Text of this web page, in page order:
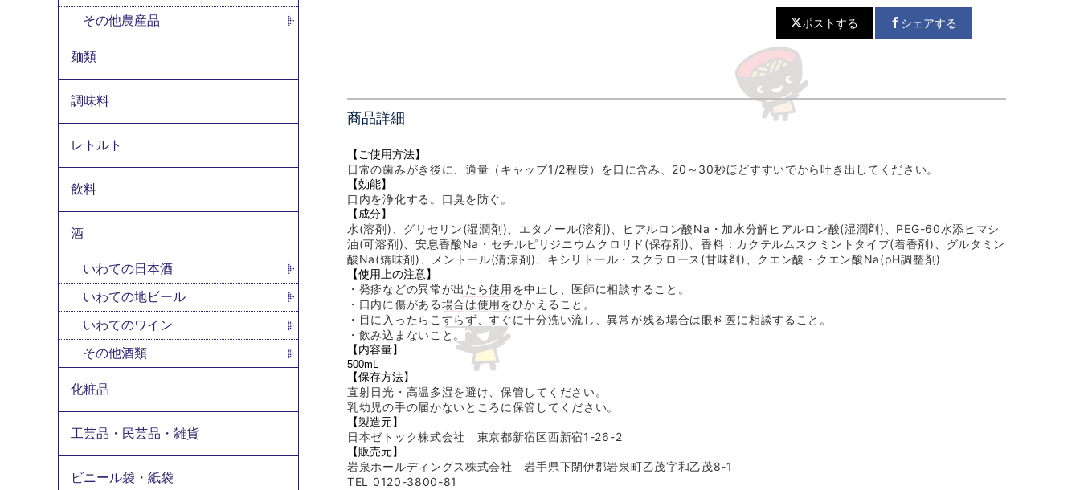
ポストする シェアする
商品詳細
【ご使用方法】
日常の歯みがき後に、適量（キャップ1/2程度）を口に含み、20～30秒ほどすすいでから吐き出してください。
【効能】
口内を浄化する。口臭を防ぐ。
【成分】
水(溶剤)、 グリセリン(湿潤剤)、 エタノール(溶剤)、ヒアルロン酸Na・加水分解ヒアルロン酸(湿潤剤)、 PEG-60水添ヒマシ
油(可溶剤)、安息香酸Na・セチルピリジニウムクロリド (保存剤)、香料：カクテルムスクミントタイプ(着香剤)、グルタミン
酸Na(矯味剤)、メントール(清涼剤)、キシリトール・スクラロース(甘味剤)、クエン酸・クエン酸Na(pH調整剤)
【使用上の注意】
・発疹などの異常が出たら使用を中止し、医師に相談すること。
・口内に傷がある場合は使用をひかえること。
・目に入ったらこすらず、すぐに十分洗い流し、異常が残る場合は眼科医に相談すること。
・飲み込まないこと。
【内容量】
500mL
【保存方法】
直射日光・高温多湿を避け、保管してください。
乳幼児の手の届かないところに保管してください。
【製造元】
日本ゼトック株式会社 東京都新宿区西新宿1-26-2
【販売元】
岩泉ホールディングス株式会社 岩手県下閉伊郡岩泉町乙茂字和乙茂8-1
TEL 0120-3800-81
その他農産品
麺類
調味料
レトルト
飲料
酒
いわての日本酒
いわての地ビール
いわてのワイン
その他酒類
化粧品
工芸品・民芸品・雑貨
ビニール袋・紙袋